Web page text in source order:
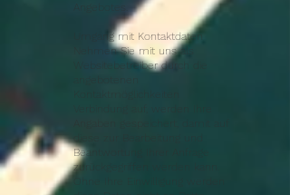
Umgang mit Kontaktdaten
Nehmen Sie mit uns als
Websitebetreiber durch die
diese zur Bearbeitung und
Beantwortung Ihrer Anfrage
zurückgegriffen werden kann.